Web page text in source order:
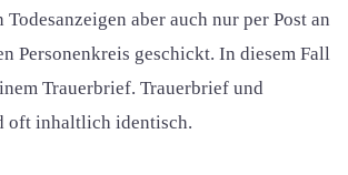
aber auch nur per Post an
Personenkreis geschickt. In diesem Fall
Trauerbrief. Trauerbrief und
oft inhaltlich identisch.